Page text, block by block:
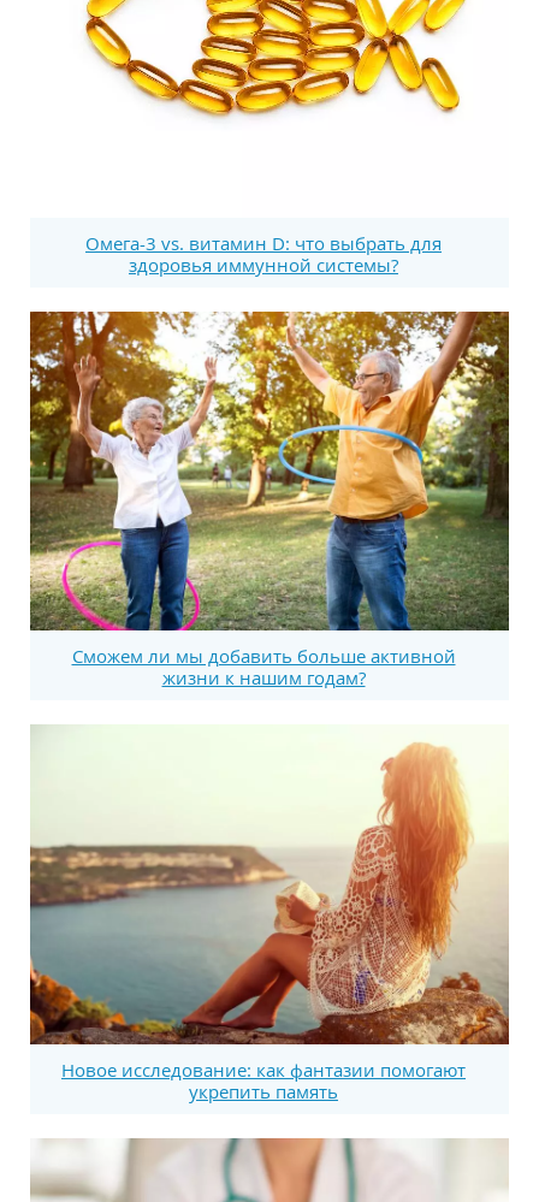
Омега-3 vs. витамин D: что выбрать для
здоровья иммунной системы?
Сможем ли мы добавить больше активной
жизни к нашим годам?
Новое исследование: как фантазии помогают
укрепить память